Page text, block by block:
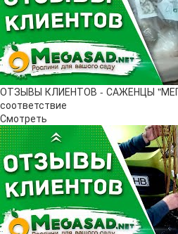
ОТЗЫВЫ КЛИЕНТОВ - САЖЕНЦЫ
соответствие
Смотреть